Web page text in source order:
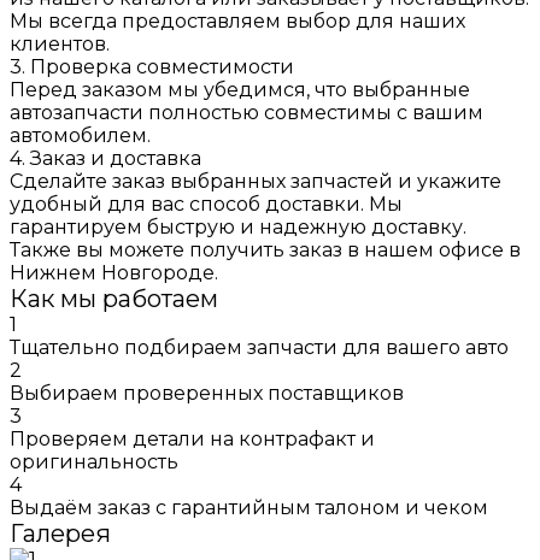
Мы всегда предоставляем выбор для наших
клиентов.
3. Проверка совместимости
Перед заказом мы убедимся, что выбранные
автозапчасти полностью совместимы с вашим
автомобилем.
4. Заказ и доставка
Сделайте заказ выбранных запчастей и укажите
удобный для вас способ доставки. Мы
гарантируем быструю и надежную доставку.
Также вы можете получить заказ в нашем офисе в
Нижнем Новгороде.
Как мы работаем
1
Тщательно подбираем запчасти для вашего авто
2
Выбираем проверенных поставщиков
3
Проверяем детали на контрафакт и
оригинальность
4
Выдаём заказ с гарантийным талоном и чеком
Галерея